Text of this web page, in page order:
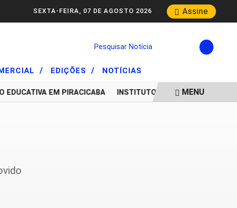
Assine
SEXTA-FEIRA, 07 DE AGOSTO 2026
Pesquisar Notícia
/ EDIÇÕES / NOTÍCIAS
EM PIRACICABA INSTITUTO FORMAR: HÁ SEIS
MENU